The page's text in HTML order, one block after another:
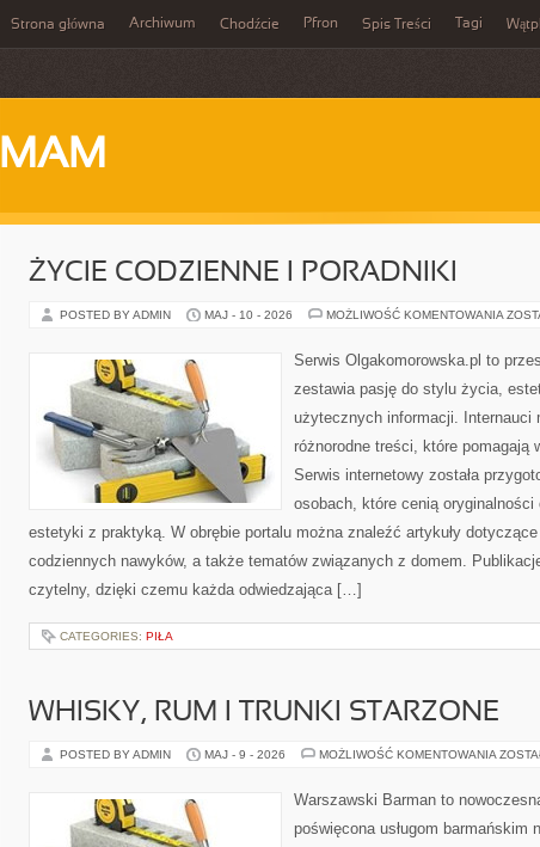
Strona główna Archiwum Chodźcie Pfron Spis Treści Tagi
MAM
ŻYCIE CODZIENNE I PORADNIKI
POSTED BY ADMIN MAJ - 10 - 2026 MOŻLIWOŚĆ KOMENTOWANIA ŻYCIE
Serwis Olgakomorowska.pl to
zestawia pasję do stylu życia,
użytecznych informacji. Internauci
różnorodne treści, które pomagają
Serwis internetowy została
osobach, które cenią oryginalności
estetyki z praktyką. W obrębie portalu można znaleźć artykuły dotyczące
codziennych nawyków, a także tematów związanych z domem.
czytelny, dzięki czemu każda odwiedzająca […]
CATEGORIES: PIŁA
WHISKY, RUM I TRUNKI STARZONE
POSTED BY ADMIN MAJ - 9 - 2026 MOŻLIWOŚĆ KOMENTOWANIA
Warszawski Barman to
poświęcona usługom barmańskim